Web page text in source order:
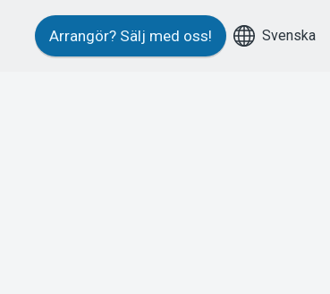
Arrangör? Sälj med oss! Svenska